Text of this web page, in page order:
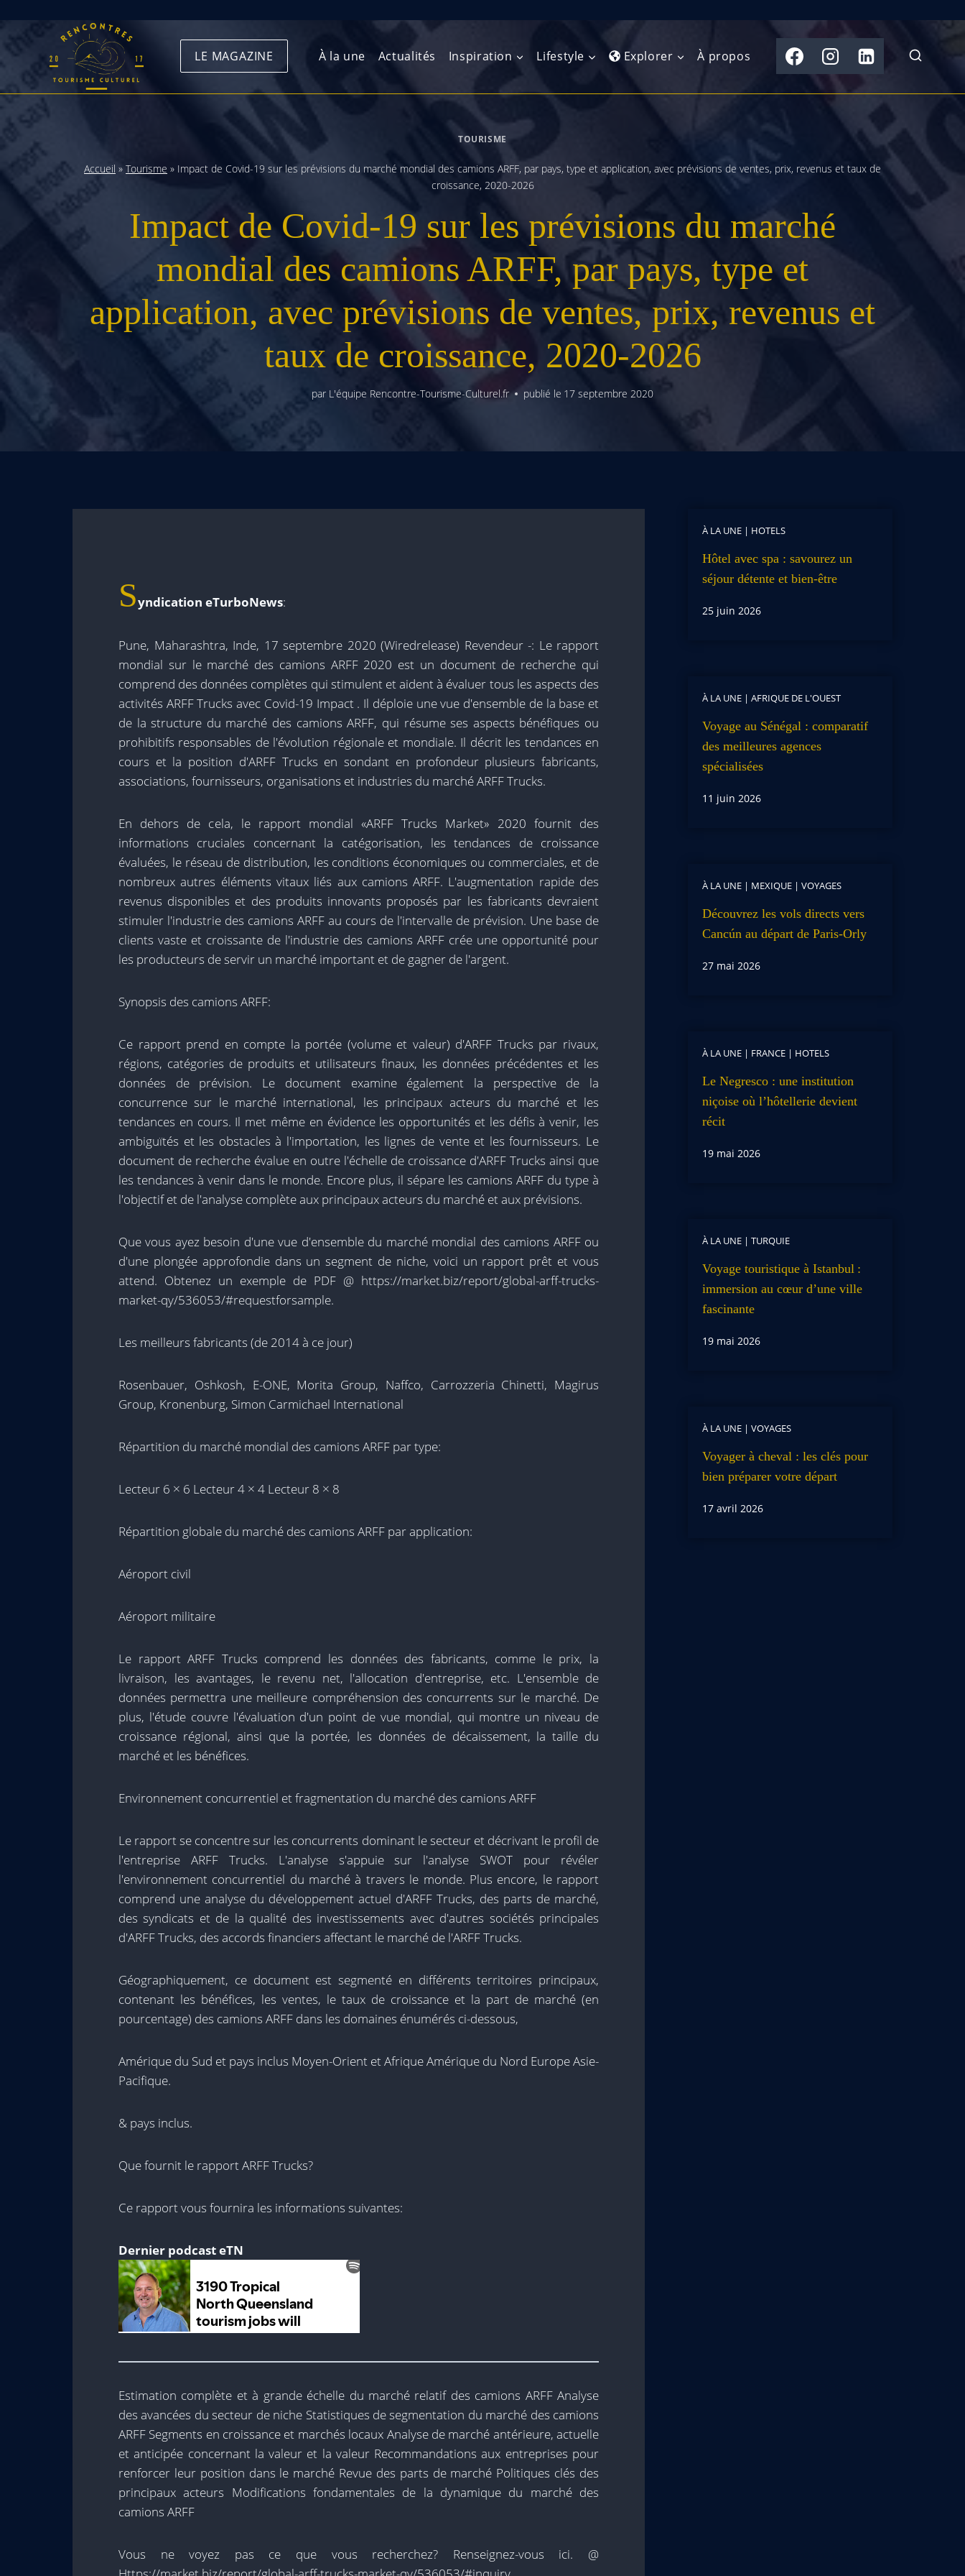
Skip
to
content
LE MAGAZINE À la une Actualités Inspiration Lifestyle Explorer
Europe du Nord
Europe de l’Est
Balkans
Amérique du Nord
Amérique centrale
Amérique du Sud
Afrique de l’Est
Afrique australe
Asie centrale
Extrême-Orient
Australasie
Îles du Pacifique
À propos
TOURISME
Accueil » Tourisme » Impact de Covid-19 sur les prévisions du marché mondial des camions ARFF, par pays, type et application, avec prévisions de ventes, prix, revenus et taux de
croissance, 2020-2026
Impact de Covid-19 sur les prévisions du marché
mondial des camions ARFF, par pays, type et
application, avec prévisions de ventes, prix, revenus et
taux de croissance, 2020-2026
par L'équipe Rencontre-Tourisme-Culturel.fr publié le 17 septembre 2020
Syndication eTurboNews:
Pune, Maharashtra, Inde, 17 septembre 2020 (Wiredrelease) Revendeur -: Le rapport
mondial sur le marché des camions ARFF 2020 est un document de recherche qui
comprend des données complètes qui stimulent et aident à évaluer tous les aspects des
activités ARFF Trucks avec Covid-19 Impact . Il déploie une vue d'ensemble de la base et
de la structure du marché des camions ARFF, qui résume ses aspects bénéfiques ou
prohibitifs responsables de l'évolution régionale et mondiale. Il décrit les tendances en
cours et la position d'ARFF Trucks en sondant en profondeur plusieurs fabricants,
associations, fournisseurs, organisations et industries du marché ARFF Trucks.
En dehors de cela, le rapport mondial «ARFF Trucks Market» 2020 fournit des
informations cruciales concernant la catégorisation, les tendances de croissance
évaluées, le réseau de distribution, les conditions économiques ou commerciales, et de
nombreux autres éléments vitaux liés aux camions ARFF. L'augmentation rapide des
revenus disponibles et des produits innovants proposés par les fabricants devraient
stimuler l'industrie des camions ARFF au cours de l'intervalle de prévision. Une base de
clients vaste et croissante de l'industrie des camions ARFF crée une opportunité pour
les producteurs de servir un marché important et de gagner de l'argent.
Synopsis des camions ARFF:
Ce rapport prend en compte la portée (volume et valeur) d'ARFF Trucks par rivaux,
régions, catégories de produits et utilisateurs finaux, les données précédentes et les
données de prévision. Le document examine également la perspective de la
concurrence sur le marché international, les principaux acteurs du marché et les
tendances en cours. Il met même en évidence les opportunités et les défis à venir, les
ambiguïtés et les obstacles à l'importation, les lignes de vente et les fournisseurs. Le
document de recherche évalue en outre l'échelle de croissance d'ARFF Trucks ainsi que
les tendances à venir dans le monde. Encore plus, il sépare les camions ARFF du type à
l'objectif et de l'analyse complète aux principaux acteurs du marché et aux prévisions.
Que vous ayez besoin d'une vue d'ensemble du marché mondial des camions ARFF ou
d'une plongée approfondie dans un segment de niche, voici un rapport prêt et vous
attend. Obtenez un exemple de PDF @ https://market.biz/report/global-arff-trucks-
market-qy/536053/#requestforsample.
Les meilleurs fabricants (de 2014 à ce jour)
Rosenbauer, Oshkosh, E-ONE, Morita Group, Naffco, Carrozzeria Chinetti, Magirus
Group, Kronenburg, Simon Carmichael International
Répartition du marché mondial des camions ARFF par type:
Lecteur 6 × 6 Lecteur 4 × 4 Lecteur 8 × 8
Répartition globale du marché des camions ARFF par application:
Aéroport civil
Aéroport militaire
Le rapport ARFF Trucks comprend les données des fabricants, comme le prix, la
livraison, les avantages, le revenu net, l'allocation d'entreprise, etc. L'ensemble de
données permettra une meilleure compréhension des concurrents sur le marché. De
plus, l'étude couvre l'évaluation d'un point de vue mondial, qui montre un niveau de
croissance régional, ainsi que la portée, les données de décaissement, la taille du
marché et les bénéfices.
Environnement concurrentiel et fragmentation du marché des camions ARFF
Le rapport se concentre sur les concurrents dominant le secteur et décrivant le profil de
l'entreprise ARFF Trucks. L'analyse s'appuie sur l'analyse SWOT pour révéler
l'environnement concurrentiel du marché à travers le monde. Plus encore, le rapport
comprend une analyse du développement actuel d'ARFF Trucks, des parts de marché,
des syndicats et de la qualité des investissements avec d'autres sociétés principales
d'ARFF Trucks, des accords financiers affectant le marché de l'ARFF Trucks.
Géographiquement, ce document est segmenté en différents territoires principaux,
contenant les bénéfices, les ventes, le taux de croissance et la part de marché (en
pourcentage) des camions ARFF dans les domaines énumérés ci-dessous,
Amérique du Sud et pays inclus Moyen-Orient et Afrique Amérique du Nord Europe Asie-
Pacifique.
& pays inclus.
Que fournit le rapport ARFF Trucks?
Ce rapport vous fournira les informations suivantes:
Dernier podcast eTN
Estimation complète et à grande échelle du marché relatif des camions ARFF Analyse
des avancées du secteur de niche Statistiques de segmentation du marché des camions
ARFF Segments en croissance et marchés locaux Analyse de marché antérieure, actuelle
et anticipée concernant la valeur et la valeur Recommandations aux entreprises pour
renforcer leur position dans le marché Revue des parts de marché Politiques clés des
principaux acteurs Modifications fondamentales de la dynamique du marché des
camions ARFF
Vous ne voyez pas ce que vous recherchez? Renseignez-vous ici. @
À LA UNE| HOTELS
Hôtel avec spa : savourez un
séjour détente et bien-être
25 juin 2026
À LA UNE| AFRIQUE DE L'OUEST
Voyage au Sénégal : comparatif
des meilleures agences
spécialisées
11 juin 2026
À LA UNE| MEXIQUE| VOYAGES
Découvrez les vols directs vers
Cancún au départ de Paris-Orly
27 mai 2026
À LA UNE| FRANCE| HOTELS
Le Negresco : une institution
niçoise où l’hôtellerie devient
récit
19 mai 2026
À LA UNE| TURQUIE
Voyage touristique à Istanbul :
immersion au cœur d’une ville
fascinante
19 mai 2026
À LA UNE| VOYAGES
Voyager à cheval : les clés pour
bien préparer votre départ
17 avril 2026